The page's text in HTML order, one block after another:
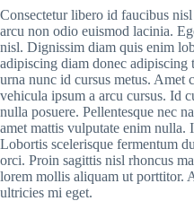
Consectetur libero id faucibus
arcu non odio euismod lacinia.
nisl. Dignissim diam quis enim
adipiscing diam donec
urna nunc id cursus metus.
vehicula ipsum a arcu cursus. Id
nulla posuere. Pellentesque nec
amet mattis vulputate enim nulla.
Lobortis scelerisque fermentum
orci. Proin sagittis nisl rhoncus
lorem mollis aliquam ut porttitor.
ultricies mi eget.